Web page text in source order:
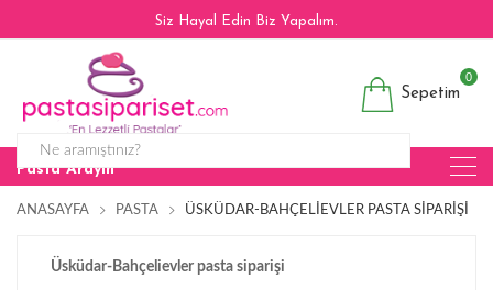
Siz Hayal Edin Biz Yapalım.
Sepetim
0
Pasta Arayın
ANASAYFA PASTA ÜSKÜDAR-BAHÇELIEVLER PASTA SIPARIŞI
Üsküdar-Bahçelievler pasta siparişi